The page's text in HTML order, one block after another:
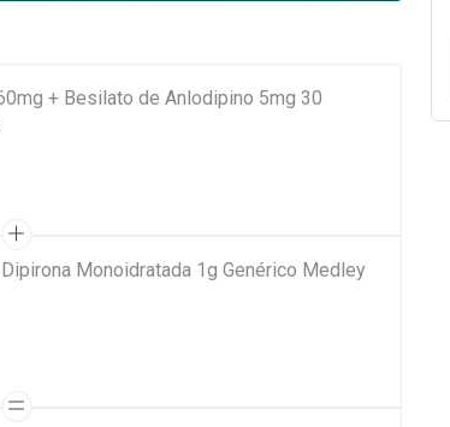
+ Besilato de Anlodipino 5mg 30
Monoidratada 1g Genérico Medley